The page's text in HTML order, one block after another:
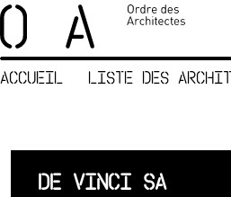
ACCUEIL LISTE DES
DE VINCI SA